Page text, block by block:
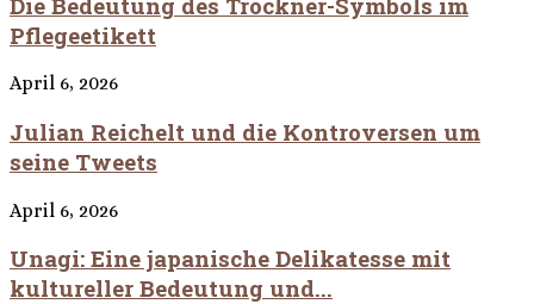
Pflegeetikett
April 6, 2026
Julian Reichelt und die Kontroversen um
seine Tweets
April 6, 2026
Unagi: Eine japanische Delikatesse mit
kultureller Bedeutung und...